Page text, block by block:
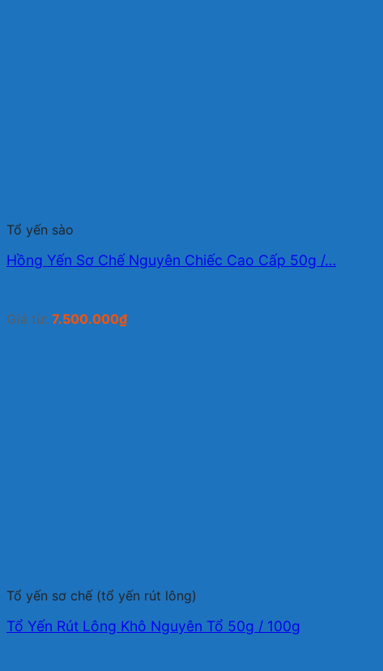
Tổ yến sào
Hồng Yến Sơ Chế Nguyên Chiếc Cao Cấp 50g /…
Giá từ: 7.500.000₫
Tổ yến sơ chế (tổ yến rút lông)
Tổ Yến Rút Lông Khô Nguyên Tổ 50g / 100g